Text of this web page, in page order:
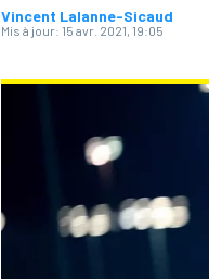
MOTOGP
Vincent Lalanne-Sicaud
Mis à jour: 15 avr. 2021, 19:05